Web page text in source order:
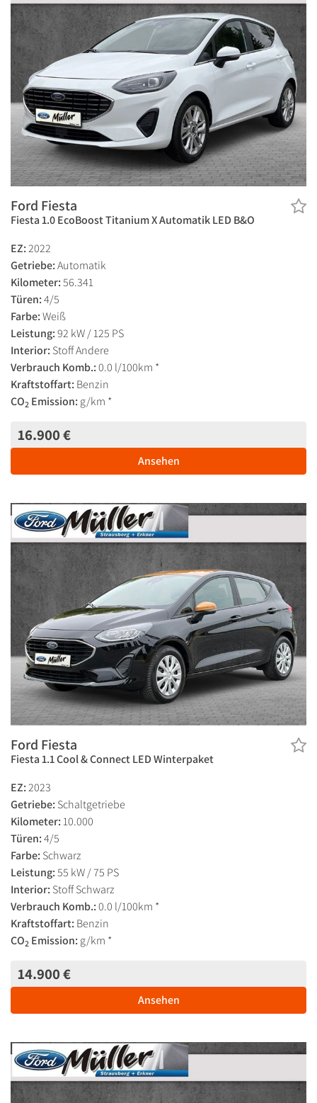
Ford Fiesta
Fiesta 1.0 EcoBoost Titanium X Automatik LED B&O
EZ:2022
Getriebe:Automatik
Kilometer:56.341
Türen:4/5
Farbe:Weiß
Leistung:92 kW / 125 PS
Interior: Stoff Andere
Verbrauch Komb.:0.0 l/100km *
Kraftstoffart: Benzin
CO2 Emission: g/km *
16.900 €
Ansehen
Ford Fiesta
Fiesta 1.1 Cool & Connect LED Winterpaket
EZ:2023
Getriebe: Schaltgetriebe
Kilometer: 10.000
Türen:4/5
Farbe: Schwarz
Leistung:55 kW / 75 PS
Interior: Stoff Schwarz
Verbrauch Komb.:0.0 l/100km *
Kraftstoffart: Benzin
CO2 Emission: g/km *
14.900 €
Ansehen